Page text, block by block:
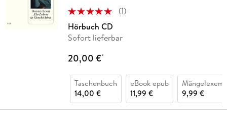
(1)
Hörbuch CD
Sofort lieferbar
20,00 €*
Taschenbuch
14,00 €
eBook epub
11,99 €
9,99 €